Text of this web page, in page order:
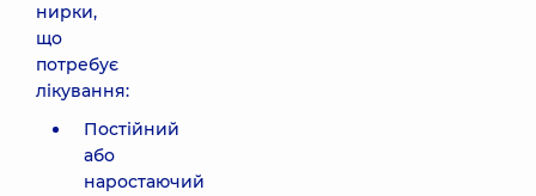
нирки,
що
потребує
лікування:
Постійний
або
наростаючий